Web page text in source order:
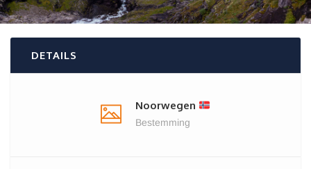
DETAILS
Noorwegen
Bestemming